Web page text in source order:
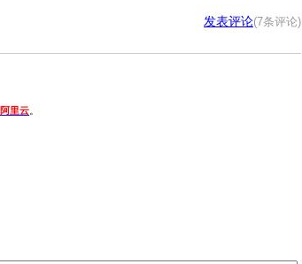
发表评论(7条评论)
阿里云。